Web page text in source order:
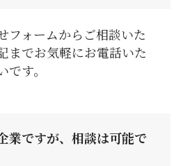
フォームからご相談いた
までお気軽にお電話いた
す。
業ですが、相談は可能で